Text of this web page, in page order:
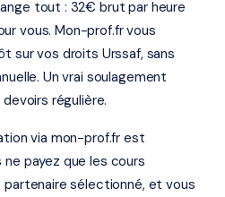
tout : 32€ brut par heure
vous. Mon-prof.fr vous
sur vos droits Urssaf, sans
Un vrai soulagement
régulière.
via mon-prof.fr est
payez que les cours
partenaire sélectionné, et vous